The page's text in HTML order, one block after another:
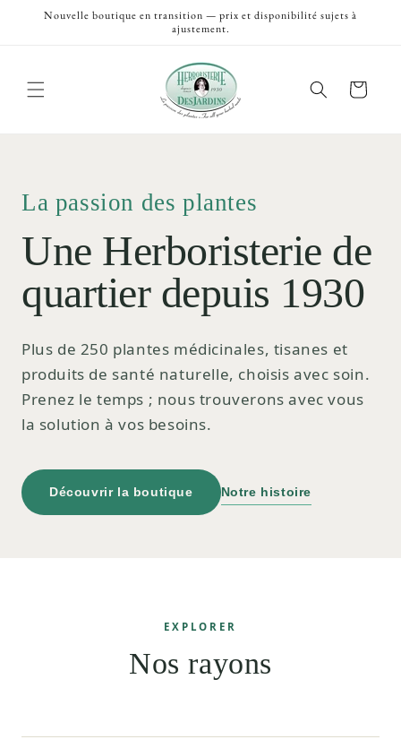
passer
Nouvelle boutique en transition — prix et disponibilité sujets à
ajustement.
Panier
La passion des plantes
Une Herboristerie de
quartier depuis 1930
Plus de 250 plantes médicinales, tisanes et
produits de santé naturelle, choisis avec soin.
Prenez le temps ; nous trouverons avec vous
la solution à vos besoins.
Découvrir la boutique Notre histoire
EXPLORER
Nos rayons